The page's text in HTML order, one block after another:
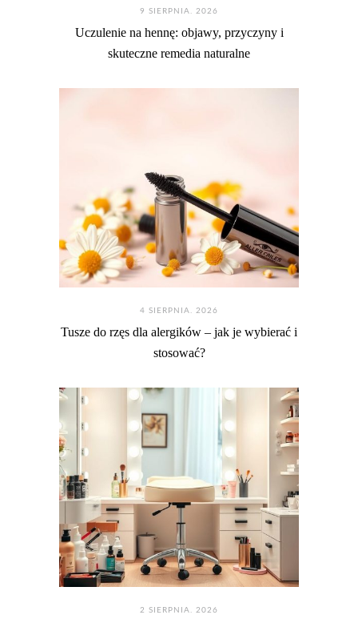
9 SIERPNIA. 2026
Uczulenie na hennę: objawy, przyczyny i
skuteczne remedia naturalne
4 SIERPNIA. 2026
Tusze do rzęs dla alergików – jak je wybierać i
stosować?
2 SIERPNIA. 2026